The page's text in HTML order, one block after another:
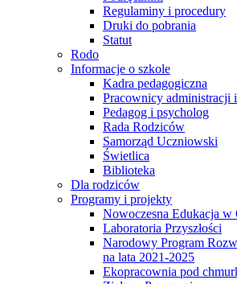
Regulaminy i procedury
Druki do pobrania
Statut
Rodo
Informacje o szkole
Kadra pedagogiczna
Pracownicy administracji i
Pedagog i psycholog
Rada Rodziców
Samorząd Uczniowski
Świetlica
Biblioteka
Dla rodziców
Programy i projekty
Nowoczesna Edukacja w
Laboratoria Przyszłości
Narodowy Program
na lata 2021-2025
Ekopracownia pod